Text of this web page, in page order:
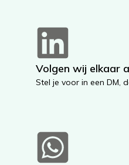
Volgen wij elkaar
Stel je voor in een DM,